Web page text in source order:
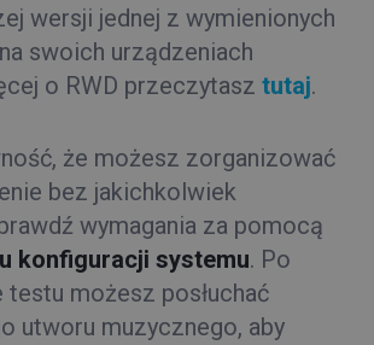
wersji jednej z wymienionych
swoich urządzeniach
o RWD przeczytasz tutaj.
że możesz zorganizować
bez jakichkolwiek
wymagania za pomocą
konfiguracji systemu. Po
możesz posłuchać
utworu muzycznego, aby